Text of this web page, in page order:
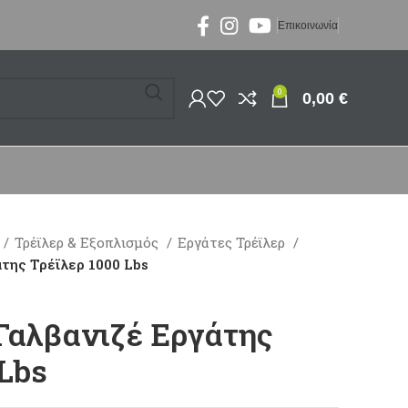
Επικοινωνία
0 0,00 €
Τρέϊλερ & Εξοπλισμός
Εργάτες Τρέϊλερ
Τρέϊλερ 1000 Lbs
Εργάτης